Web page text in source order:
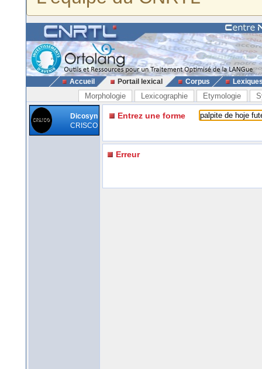
Accueil Portail lexical Corpus
Morphologie Lexicographie Etymologie
Dicosyn
CRISCO
Entrez une forme
Erreur